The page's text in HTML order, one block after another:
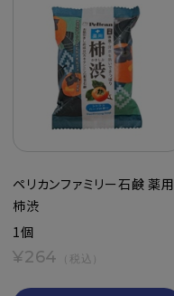
ペリカンファミリー石鹸 薬用
柿渋
1個
¥264 （税込）